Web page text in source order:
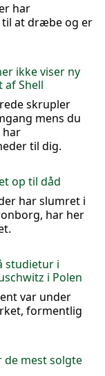
har
til at dræbe og er
ikke viser ny
af Shell
skrupler
mens du
har
til dig.
op til dåd
har slumret i
har her
studietur i
i Polen
var under
formentlig
de mest solgte